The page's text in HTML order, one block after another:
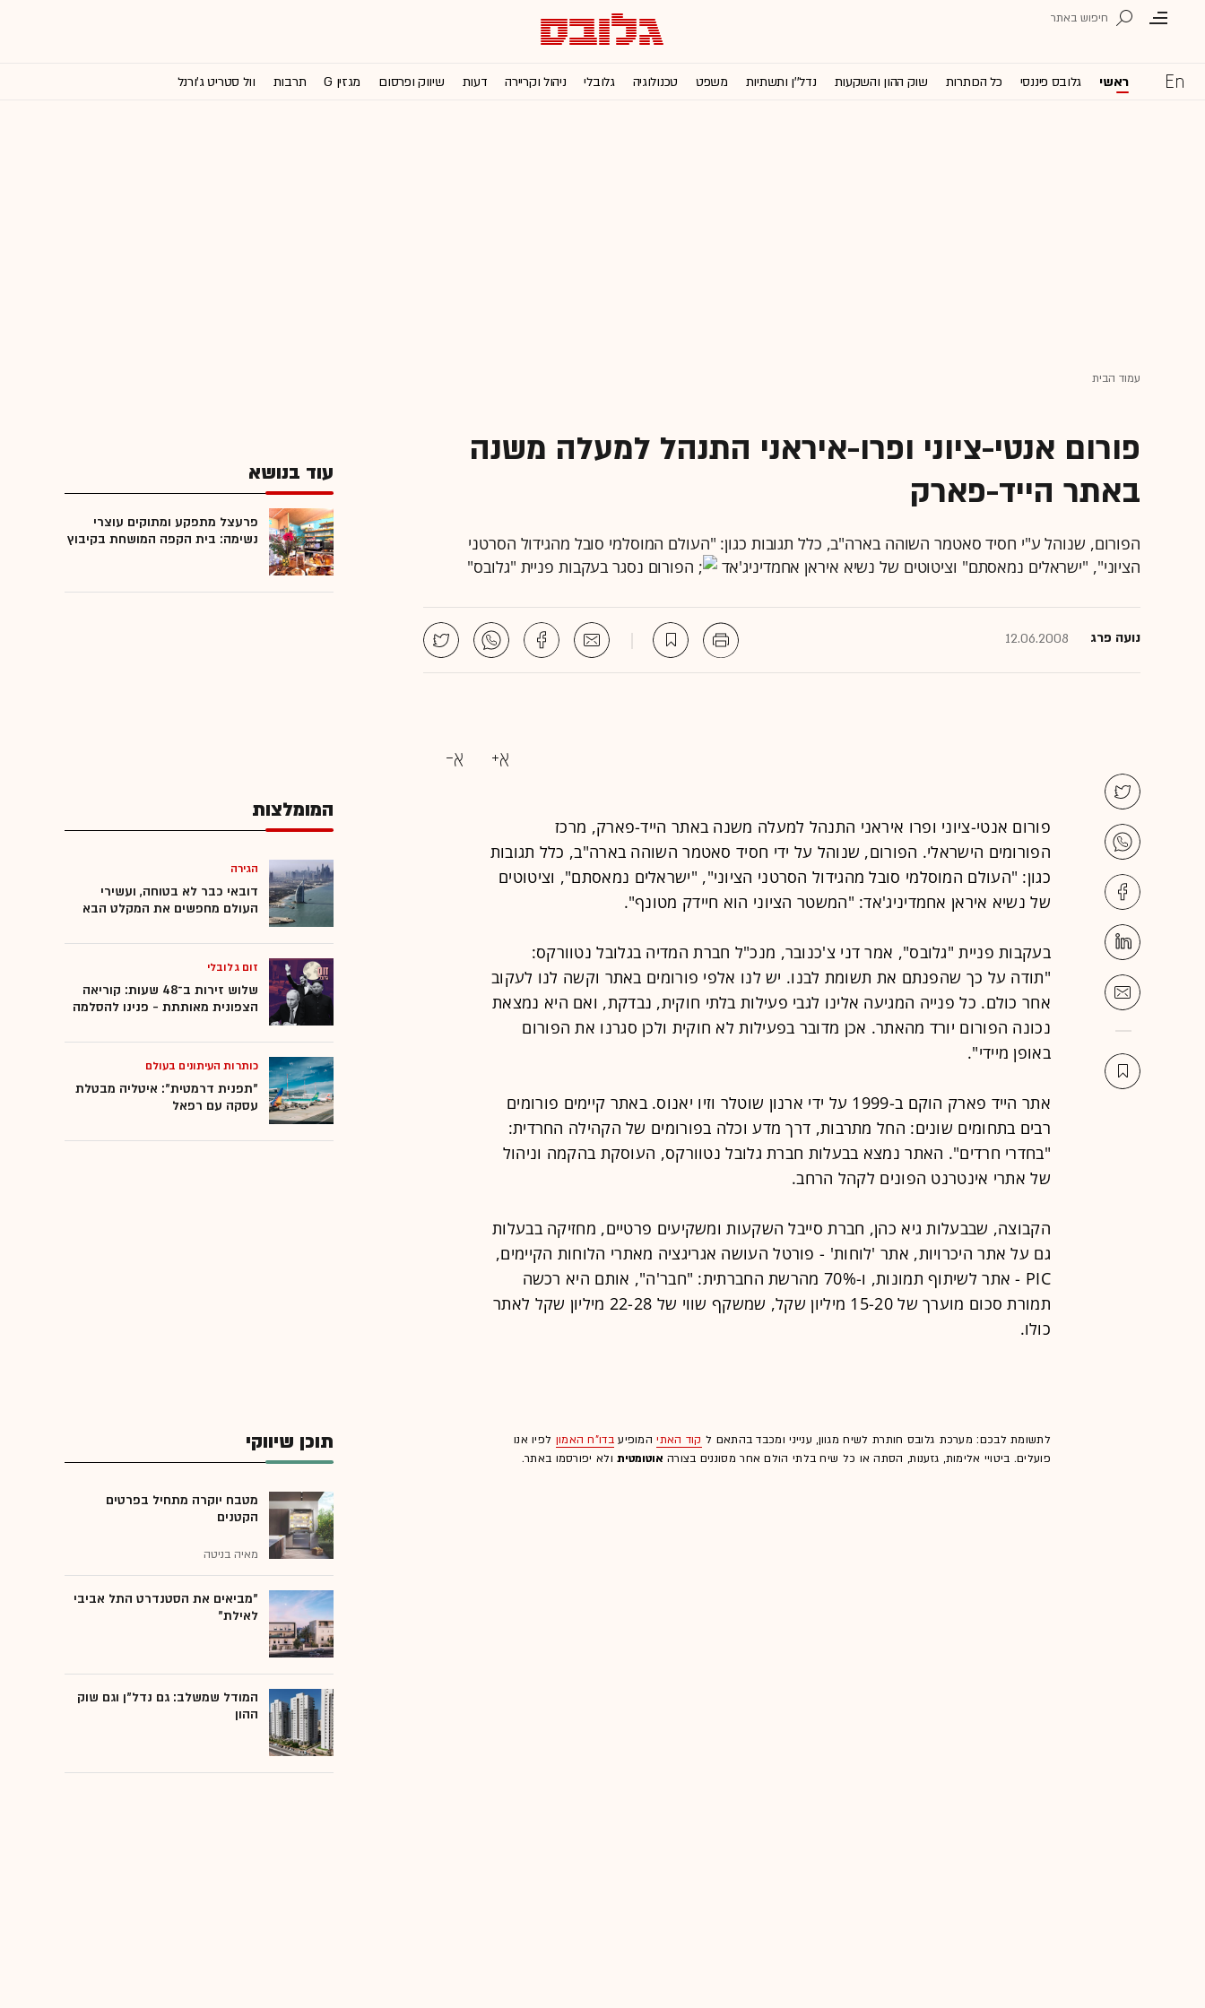
ראשי גלובס פיננסי כל הכותרות שוק ההון והשקעות נדל''ן ותשתיות משפט טכנולוגיה גלובלי ניהול וקריירה דעות שיווק ופרסום מגזין G תרבות וול סטריט ג'ורנל
עמוד הבית
פורום אנטי-ציוני ופרו-איראני התנהל למעלה משנה
באתר הייד-פארק
הפורום, שנוהל ע"י חסיד סאטמר השוהה בארה"ב, כלל תגובות כגון: "העולם המוסלמי סובל מהגידול הסרטני
הציוני", "ישראלים נמאסתם" וציטוטים של נשיא איראן אחמדיניג'אד
הפורום נסגר בעקבות פניית "גלובס"
נועה פרג 12.06.2008
פורום אנטי-ציוני ופרו איראני התנהל למעלה משנה באתר הייד-פארק, מרכז
הפורומים הישראלי. הפורום, שנוהל על ידי חסיד סאטמר השוהה בארה"ב, כלל תגובות
כגון: "העולם המוסלמי סובל מהגידול הסרטני הציוני", "ישראלים נמאסתם", וציטוטים
של נשיא איראן אחמדיניג'אד: "המשטר הציוני הוא חיידק מטונף".
בעקבות פניית "גלובס", אמר דני צ'כנובר, מנכ"ל חברת המדיה בגלובל נטוורקס:
"תודה על כך שהפנתם את תשומת לבנו. יש לנו אלפי פורומים באתר וקשה לנו לעקוב
אחר כולם. כל פנייה המגיעה אלינו לגבי פעילות בלתי חוקית, נבדקת, ואם היא נמצאת
נכונה הפורום יורד מהאתר. אכן מדובר בפעילות לא חוקית ולכן סגרנו את הפורום
באופן מיידי".
אתר הייד פארק הוקם ב-1999 על ידי ארנון שוטלר וזיו יאנוס. באתר קיימים פורומים
רבים בתחומים שונים: החל מתרבות, דרך מדע וכלה בפורומים של הקהילה החרדית:
"בחדרי חרדים". האתר נמצא בבעלות חברת גלובל נטוורקס, העוסקת בהקמה וניהול
של אתרי אינטרנט הפונים לקהל הרחב.
הקבוצה, שבבעלות גיא כהן, חברת סייבל השקעות ומשקיעים פרטיים, מחזיקה בבעלות
גם על אתר היכרויות, אתר 'לוחות' - פורטל העושה אגריגציה מאתרי הלוחות הקיימים,
PIC - אתר לשיתוף תמונות, ו-70% מהרשת החברתית: "חבר'ה", אותם היא רכשה
תמורת סכום מוערך של 15-20 מיליון שקל, שמשקף שווי של 22-28 מיליון שקל לאתר
כולו.
לתשומת לבכם: מערכת גלובס חותרת לשיח מגוון, ענייני ומכבד בהתאם ל קוד האתיהמופיעבדו"ח האמון לפיו אנו
פועלים. ביטויי אלימות, גזענות, הסתה או כל שיח בלתי הולם אחר מסוננים בצורה אוטומטיתולא יפורסמו באתר.
עוד בנושא
פרעצל מתפקע ומתוקים עוצרי
נשימה: בית הקפה המושחת בקיבוץ
המומלצות
הגירה
דובאי כבר לא בטוחה, ועשירי
העולם מחפשים את המקלט הבא
זום גלובלי
שלוש זירות ב־48 שעות: קוריאה
הצפונית מאותתת - פנינו להסלמה
כותרות העיתונים בעולם
"תפנית דרמטית": איטליה מבטלת
עסקה עם רפאל
תוכן שיווקי
מטבח יוקרה מתחיל בפרטים
הקטנים
מאיה בניטה
"מביאים את הסטנדרט התל אביבי
לאילת"
המודל שמשלב: גם נדל"ן וגם שוק
ההון